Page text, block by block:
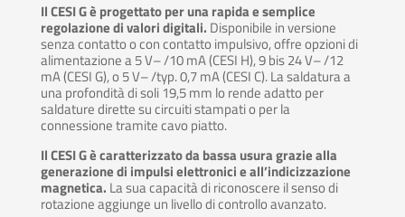
Il CESI G è progettato per una rapida e semplice
regolazione di valori digitali. Disponibile in versione
senza contatto o con contatto impulsivo, offre opzioni di
alimentazione a 5 V– /10 mA (CESI H), 9 bis 24 V– /12
mA (CESI G), o 5 V– /typ. 0,7 mA (CESI C). La saldatura a
una profondità di soli 19,5 mm lo rende adatto per
saldature dirette su circuiti stampati o per la
connessione tramite cavo piatto.
Il CESI G è caratterizzato da bassa usura grazie alla
generazione di impulsi elettronici e all’indicizzazione
magnetica. La sua capacità di riconoscere il senso di
rotazione aggiunge un livello di controllo avanzato.